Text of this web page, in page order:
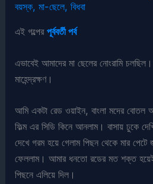
বয়স্ক,মা-ছেলে,বিধবা
এই গল্পেরপূর্ববর্তী পর্ব
এভাবেই আমাদের মা ছেলের নোংরামি
মাহেন্দ্রক্ষণ।
আমি একটা রেড ওয়াইন, বাংলা মদের বোতল
ফিল্ম এর সিডি কিনে আনলাম। বাসায় ঢুকে
দেখে গরম হয়ে গেলাম পিছন থেকে মার পেটে
ফেললাম। আমার ধনতো রডের মত শক্ত
পিছনে এলিয়ে দিল।